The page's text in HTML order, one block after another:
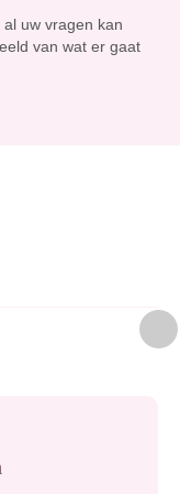
uw vragen kan
van wat er gaat